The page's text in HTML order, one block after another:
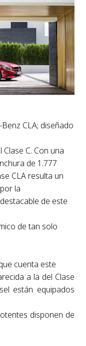
CLA; diseñado
C. Con una
de 1.777
CLA resulta un
la
de este
de tan solo
cuenta este
a la del Clase
están equipados
disponen de